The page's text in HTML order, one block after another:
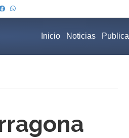
Inicio Noticias